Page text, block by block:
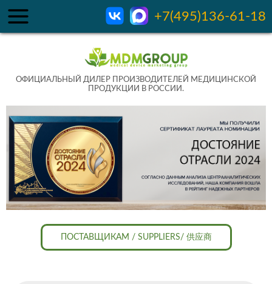
+7(495)136-61-18
ОФИЦИАЛЬНЫЙ ДИЛЕР ПРОИЗВОДИТЕЛЕЙ МЕДИЦИНСКОЙ
ПРОДУКЦИИ В РОССИИ.
ПОСТАВЩИКАМ / SUPPLIERS/ 供应商